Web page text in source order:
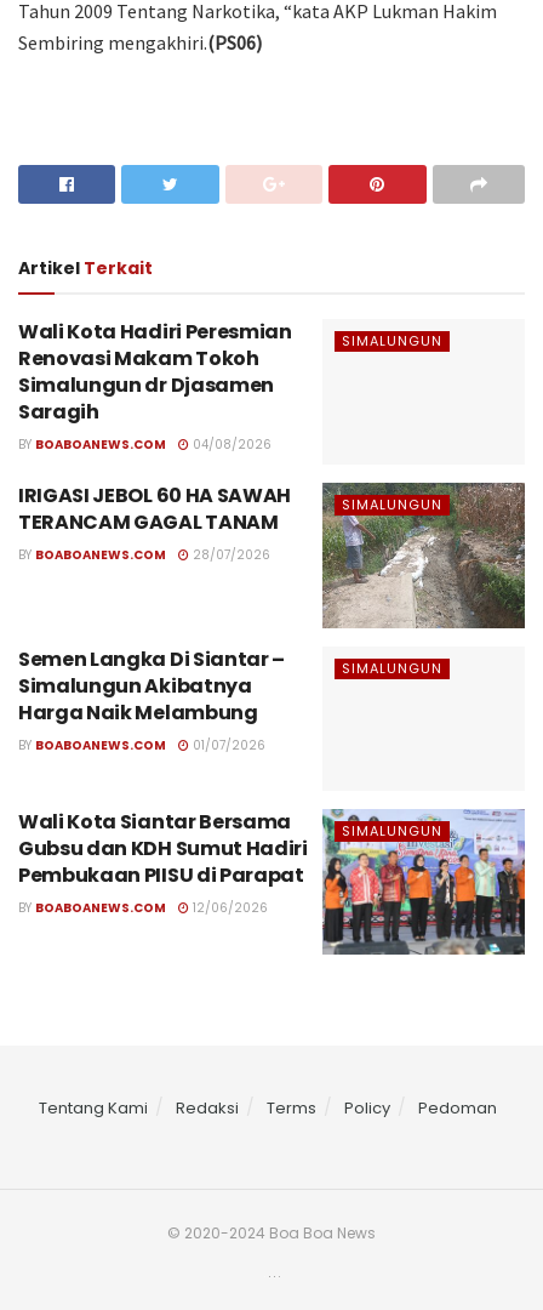
Tahun 2009 Tentang Narkotika, “kata AKP Lukman Hakim
Sembiring mengakhiri.(PS06)
Artikel Terkait
SIMALUNGUN
Wali Kota Hadiri Peresmian
Renovasi Makam Tokoh
Simalungun dr Djasamen
Saragih
BY BOABOANEWS.COM 04/08/2026
SIMALUNGUN
IRIGASI JEBOL 60 HA SAWAH
TERANCAM GAGAL TANAM
BY BOABOANEWS.COM 28/07/2026
SIMALUNGUN
Semen Langka Di Siantar –
Simalungun Akibatnya
Harga Naik Melambung
BY BOABOANEWS.COM 01/07/2026
SIMALUNGUN
Wali Kota Siantar Bersama
Gubsu dan KDH Sumut Hadiri
Pembukaan PIISU di Parapat
BY BOABOANEWS.COM 12/06/2026
Tentang Kami Redaksi Terms Policy Pedoman
© 2020-2024 Boa Boa News